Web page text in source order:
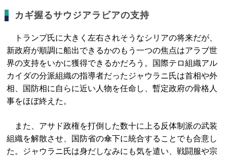
カギ握るサウジアラビアの支持
トランプ氏に大きく左右されそうなシリアの将来だが、
新政府が順調に船出できるかのもう一つの焦点はアラブ世
界の支持をいかに獲得できるかだろう。国際テロ組織アル
カイダの分派組織の指導者だったジャウラニ氏は首相や外
相、国防相に自らに近い人物を任命し、暫定政府の骨格人
事をほぼ終えた。
また、アサド政権を打倒した数十に上る反体制派の武装
組織を解散させ、国防省の傘下に統合することでも合意し
た。ジャウラニ氏は身だしなみにも気を遣い、戦闘服や宗